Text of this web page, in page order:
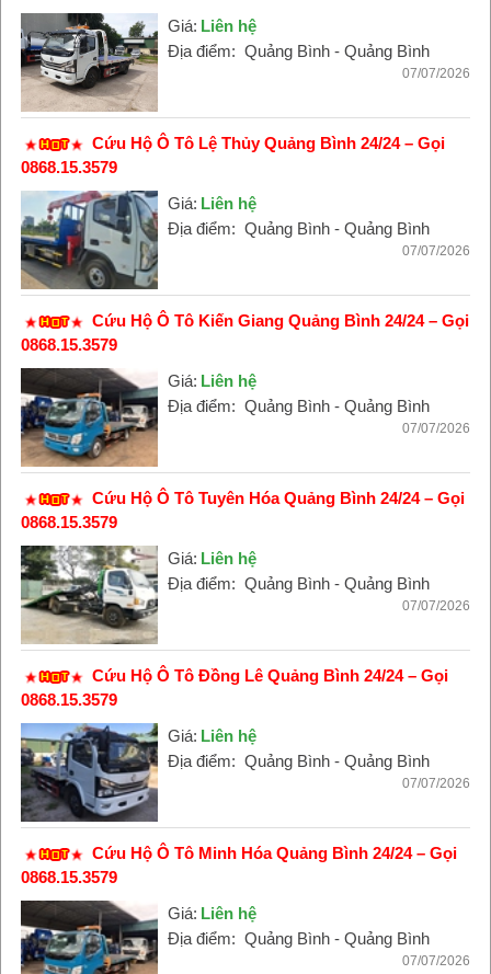
Giá: Liên hệ
Địa điểm: Quảng Bình - Quảng Bình
07/07/2026
Cứu Hộ Ô Tô Lệ Thủy Quảng Bình 24/24 – Gọi
0868.15.3579
Giá: Liên hệ
Địa điểm: Quảng Bình - Quảng Bình
07/07/2026
Cứu Hộ Ô Tô Kiến Giang Quảng Bình 24/24 – Gọi
0868.15.3579
Giá: Liên hệ
Địa điểm: Quảng Bình - Quảng Bình
07/07/2026
Cứu Hộ Ô Tô Tuyên Hóa Quảng Bình 24/24 – Gọi
0868.15.3579
Giá: Liên hệ
Địa điểm: Quảng Bình - Quảng Bình
07/07/2026
Cứu Hộ Ô Tô Đồng Lê Quảng Bình 24/24 – Gọi
0868.15.3579
Giá: Liên hệ
Địa điểm: Quảng Bình - Quảng Bình
07/07/2026
Cứu Hộ Ô Tô Minh Hóa Quảng Bình 24/24 – Gọi
0868.15.3579
Giá: Liên hệ
Địa điểm: Quảng Bình - Quảng Bình
07/07/2026